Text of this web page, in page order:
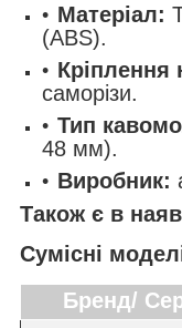
Матеріал:
(ABS).
Кріплення
саморізи.
Тип
48 мм).
Виробник:
Також є в
Сумісні
Бренд/